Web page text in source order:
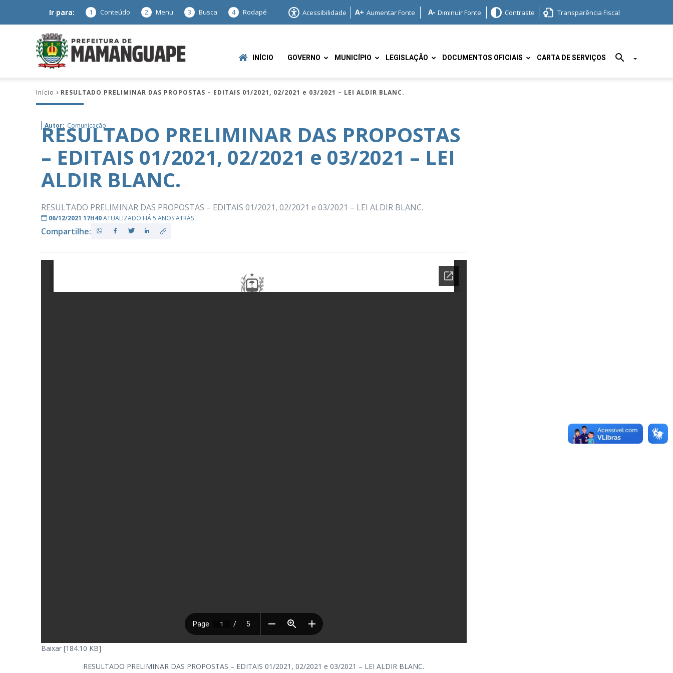
Ir para: 1 Conteúdo 2 Menu 3 Busca 4 Rodapé Acessibilidade Aumentar Fonte Diminuir Fonte Contraste Transparência Fiscal
Mamanguape
–
INÍCIO GOVERNO MUNICÍPIO LEGISLAÇÃO DOCUMENTOS OFICIAIS CARTA DE SERVIÇOS
Início RESULTADO PRELIMINAR DAS PROPOSTAS – EDITAIS 01/2021, 02/2021 e 03/2021 – LEI ALDIR BLANC.
Autor: Comunicação
RESULTADO PRELIMINAR DAS PROPOSTAS
– EDITAIS 01/2021, 02/2021 e 03/2021 – LEI
ALDIR BLANC.
RESULTADO PRELIMINAR DAS PROPOSTAS – EDITAIS 01/2021, 02/2021 e 03/2021 – LEI ALDIR BLANC.
06/12/2021 17H40ATUALIZADO HÁ 5 ANOS ATRÁS
Compartilhe:
Baixar [184.10 KB]
RESULTADO PRELIMINAR DAS PROPOSTAS – EDITAIS 01/2021, 02/2021 e 03/2021 – LEI ALDIR BLANC.